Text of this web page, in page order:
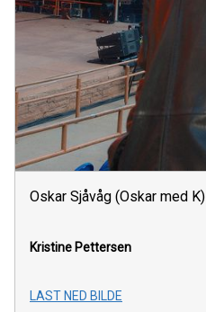
Oskar Sjåvåg (Oskar med K)
Kristine Pettersen
LAST NED BILDE